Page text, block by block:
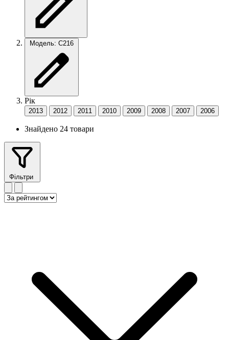
Модель: C216
Рік
2013 2012 2011 2010 2009 2008 2007 2006
Знайдено 24 товари
Фільтри